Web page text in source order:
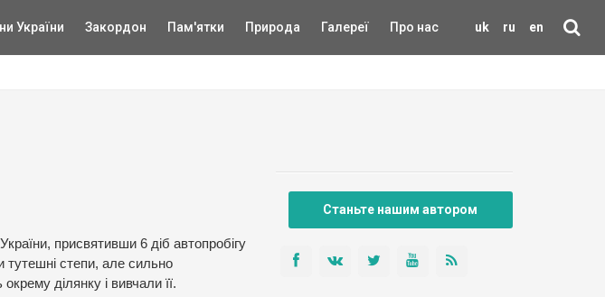
uk ru en
України Закордон Пам'ятки Природа Галереї Про нас
присвятивши 6 діб автопробігу
тутешні степи, але сильно
ділянку і вивчали її.
Станьте нашим автором